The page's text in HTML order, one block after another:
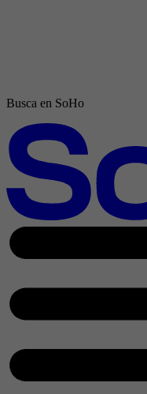
Busca en SoHo